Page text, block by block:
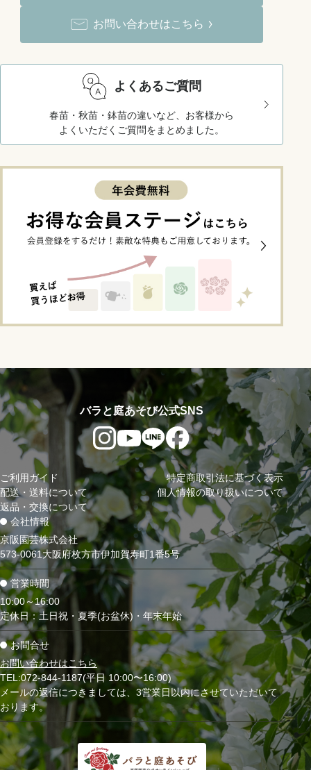
お問い合わせはこちら
よくあるご質問
春苗・秋苗・鉢苗の違いなど、お客様から
よくいただくご質問をまとめました。
会社情報
京阪園芸株式会社
573-0061大阪府枚方市伊加賀寿町1番5号
営業時間
10:00～16:00
定休日：土日祝・夏季(お盆休)・年末年始
お問合せ
お問い合わせはこちら
TEL:072-844-1187(平日 10:00〜16:00)
メールの返信につきましては、3営業日以内にさせていただいて
おります。
バラと庭あそび公式SNS
ご利用ガイド
配送・送料について
返品・交換について
特定商取引法に基づく表示
個人情報の取り扱いについて